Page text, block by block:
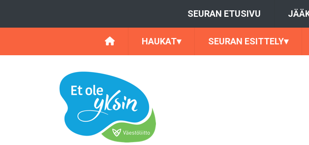
SEURAN ETUSIVU
HAUKAT▾ SEURAN ESITTELY▾